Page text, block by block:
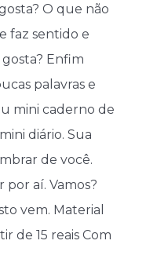
O que não
faz sentido e
Enfim
palavras e
mini caderno de
diário. Sua
de você.
aí. Vamos?
vem. Material
de 15 reais Com